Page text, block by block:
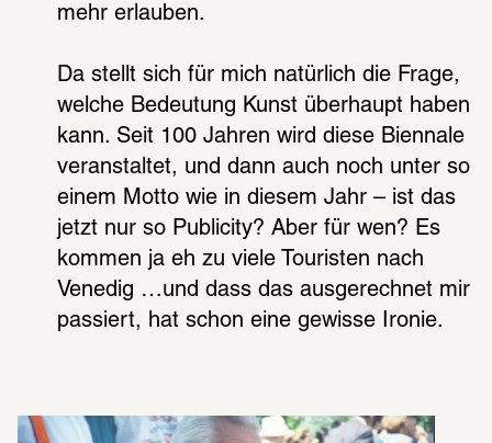
mehr erlau­ben.
Da stellt sich für mich natür­lich die Frage,
welche Bedeu­tung Kunst über­haupt haben
kann. Seit 100 Jahren wird diese Bien­nale
veran­stal­tet, und dann auch noch unter so
einem Motto wie in diesem Jahr – ist das
jetzt nur so Publi­city? Aber für wen? Es
kommen ja eh zu viele Touris­ten nach
Vene­dig …und dass das ausge­rech­net mir
passiert, hat schon eine gewisse Ironie.